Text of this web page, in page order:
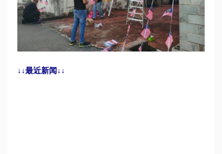
↓↓最近新闻↓↓